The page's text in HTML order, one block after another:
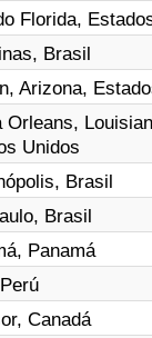
Florida,
Brasil
Arizona,
Orleans,
Unidos
Brasil
Brasil
Panamá
Canadá